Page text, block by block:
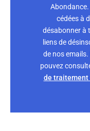
Abondance.
cédées à
désabonner à
liens de
de nos
pouvez
de traitement